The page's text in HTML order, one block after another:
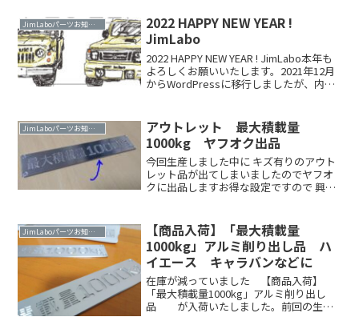
198円（税込）■新送料（変更後）：185
円（税込）Read more．．
JimLaboパーツお知らせ
2022 HAPPY NEW YEAR !
JimLabo
2022 HAPPY NEW YEAR ! JimLabo本年も
よろしくお願いいたします。2021年12月
からWordPressに移行しましたが、内容
化です。Read more．．
JimLaboパーツお知らせ
アウトレット 最大積載量
1000kg ヤフオク出品
今回生産しました中に キズ有りのアウト
レット品が出てしまいましたのでヤフオ
クに出品しますお得な設定ですので 興味
「最大積載量1000kg」アルミ削り出し
品 ハイエース Read more．．
JimLaboパーツお知らせ
【商品入荷】「最大積載量
1000kg」アルミ削り出し品 ハ
イエース キャラバンなどに
在庫が減っていました 【商品入荷】
「最大積載量1000kg」アルミ削り出し
品 が入荷いたしました。前回の生産